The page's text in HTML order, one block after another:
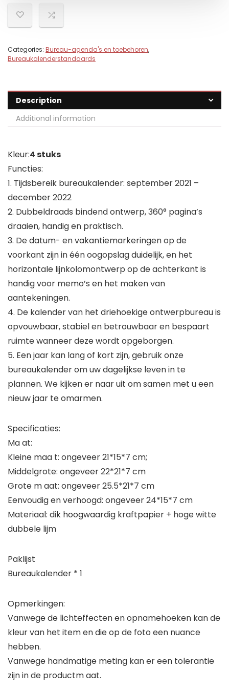
Categories: Bureau-agenda's en toebehoren,
Bureaukalenderstandaards
Description
Additional information
Kleur:4 stuks
Functies:
1. Tijdsbereik bureaukalender: september 2021 –
december 2022
2. Dubbeldraads bindend ontwerp, 360° pagina’s
draaien, handig en praktisch.
3. De datum- en vakantiemarkeringen op de
voorkant zijn in één oogopslag duidelijk, en het
horizontale lijnkolomontwerp op de achterkant is
handig voor memo’s en het maken van
aantekeningen.
4. De kalender van het driehoekige ontwerpbureau is
opvouwbaar, stabiel en betrouwbaar en bespaart
ruimte wanneer deze wordt opgeborgen.
5. Een jaar kan lang of kort zijn, gebruik onze
bureaukalender om uw dagelijkse leven in te
plannen. We kijken er naar uit om samen met u een
nieuw jaar te omarmen.
Specificaties:
Ma at:
Kleine maa t: ongeveer 21*15*7 cm;
Middelgrote: ongeveer 22*21*7 cm
Grote m aat: ongeveer 25.5*21*7 cm
Eenvoudig en verhoogd: ongeveer 24*15*7 cm
Materiaal: dik hoogwaardig kraftpapier + hoge witte
dubbele lijm
Paklijst
Bureaukalender * 1
Opmerkingen:
Vanwege de lichteffecten en opnamehoeken kan de
kleur van het item en die op de foto een nuance
hebben.
Vanwege handmatige meting kan er een tolerantie
zijn in de productm aat.